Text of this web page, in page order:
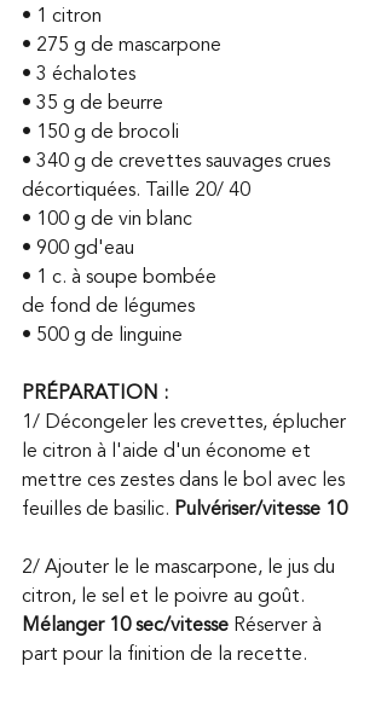
• 1 citron
• 275 g de mascarpone
• 3 échalotes
• 35 g de beurre
• 150 g de brocoli
• 340 g de crevettes sauvages crues
décortiquées. Taille 20/ 40
• 100 g de vin blanc
• 900 gd'eau
• 1 c. à soupe bombée
de fond de légumes
• 500 g de linguine
PRÉPARATION :
1/ Décongeler les crevettes, éplucher
le citron à l'aide d'un économe et
mettre ces zestes dans le bol avec les
feuilles de basilic. Pulvériser/vitesse 10
2/ Ajouter le le mascarpone, le jus du
citron, le sel et le poivre au goût.
Mélanger 10 sec/vitesse Réserver à
part pour la finition de la recette.